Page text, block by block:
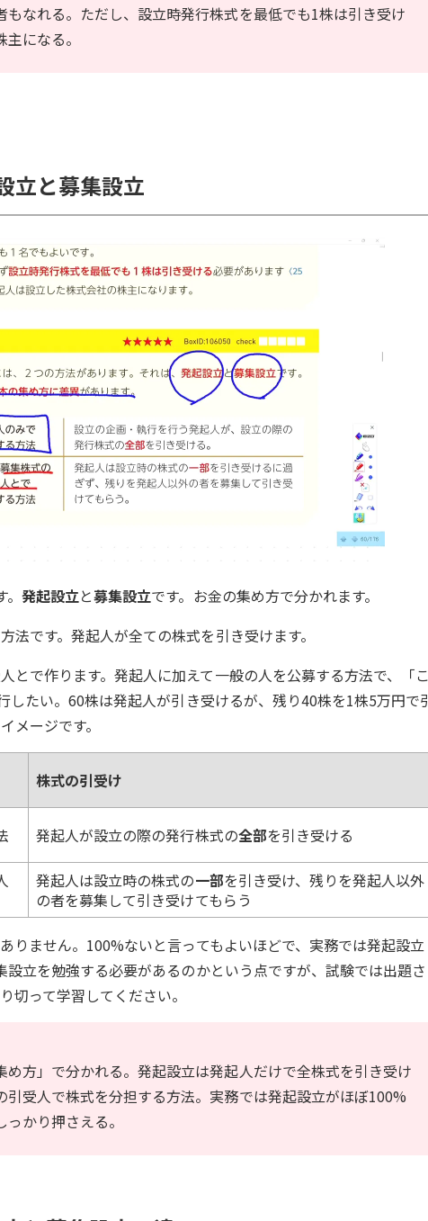
なれる。ただし、設立時発行株式を最低でも1株は引き受け
になる。
立と募集設立
発起設立と募集設立です。お金の集め方で分かれます。
です。発起人が全ての株式を引き受けます。
とで作ります。発起人に加えて一般の人を公募する方法で、「
したい。60株は発起人が引き受けるが、残り40株を1株5万円で
メージです。
株式の引受け
発起人が設立の際の発行株式の全部を引き受ける
発起人は設立時の株式の一部を引き受け、残りを発起人以外
の者を募集して引き受けてもらう
りません。100%ないと言ってもよいほどで、実務では発起設立
立を勉強する必要があるのかという点ですが、試験では出題さ
切って学習してください。
め方」で分かれる。発起設立は発起人だけで全株式を引き受け
受人で株式を分担する方法。実務では発起設立がほぼ100%
かり押さえる。